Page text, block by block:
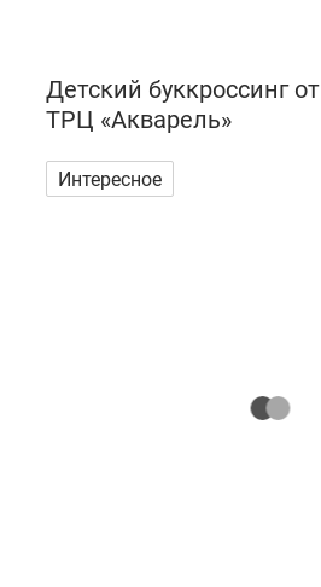
Детский буккроссинг
ТРЦ «Акварель»
Интересное